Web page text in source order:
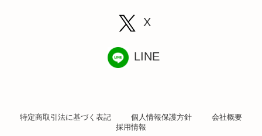
特定商取引法に基づく表記 個人情報保護方針
会社概要
採用情報